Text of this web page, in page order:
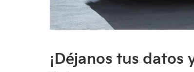
¡Déjanos tus